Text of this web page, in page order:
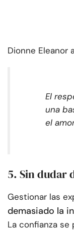
Dionne Eleanor
El
una
el
5. Sin dudar
Gestionar las
demasiado la
La confianza